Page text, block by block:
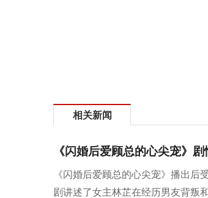
相关新闻
《闪婚后爱顾总的心尖宠》
《闪婚后爱顾总的心尖宠》播出
剧讲述了女主林芷在经历男友背叛